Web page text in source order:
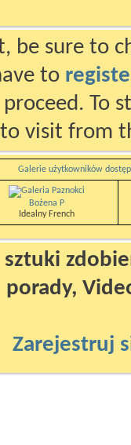
be sure to
to
To
visit from
Galerie użytkowników
Bożena P
Idealny French
porady,
Zarejestruj